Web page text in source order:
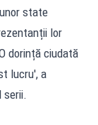
state
lor
dorință ciudată
lucru', a